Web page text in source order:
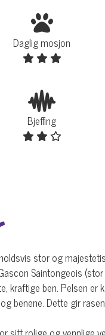
Daglig mosjon
Bjeffing
stor og
Saintongeois
kraftige ben. Pelsen
benene. Dette gir